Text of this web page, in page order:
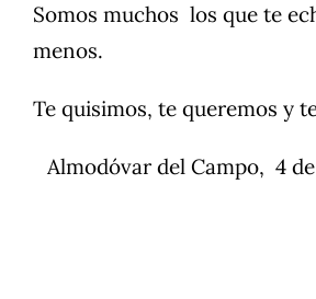
Somos muchos los que te
menos.
Te quisimos, te queremos y
Almodóvar del Campo, 4